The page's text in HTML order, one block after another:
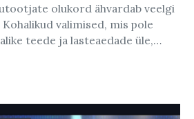
olukord ähvardab veelgi
valimised, mis pole
teede ja lasteaedade üle,…